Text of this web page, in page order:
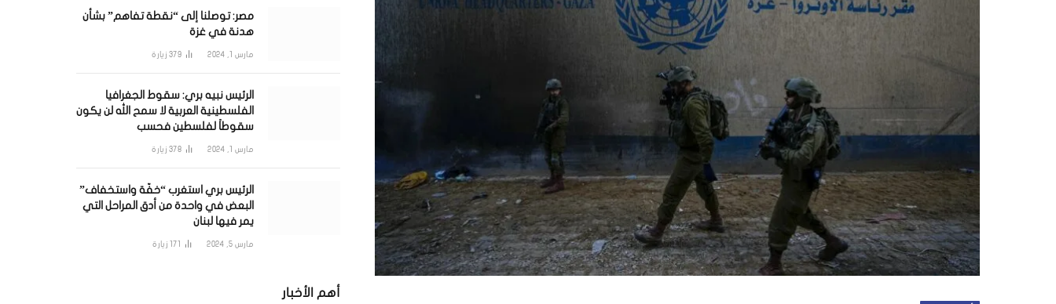
مصر: توصلنا إلى “نقطة تفاهم” بشأن
هدنة في غزة
مارس 1, 2024 379 زيارة
الرئيس نبيه بري: سقوط الجغرافيا
الفلسطينية العربية لا سمح الله لن يكون
سقوطاً لفلسطين فحسب
مارس 1, 2024 378 زيارة
الرئيس بري استغرب “خفّة واستخفاف”
البعض في واحدة من أدق المراحل التي
يمر فيها لبنان
مارس 5, 2024 171 زيارة
أهم الأخبار